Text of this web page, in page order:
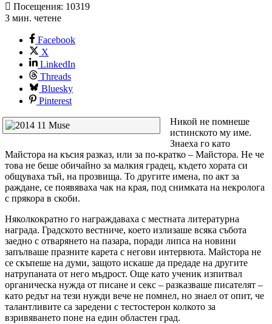
Посещения: 10319
3 мин. четене
Facebook
X
LinkedIn
Threads
Bluesky
Pinterest
Никой не помнеше
истинското му име.
Знаеха го като
Майстора на късия разказ, или за по-кратко – Майстора. Не че
това не беше обичайно за малкия градец, където хората си
общуваха тъй, на прозвища. То другите имена, по акт за
раждане, се появяваха чак на края, под снимката на некролога
с прякора в скоби.
Няколкократно го награждаваха с местната литературна
награда. Градското вестниче, което излизаше всяка събота
заедно с отварянето на пазара, поради липса на новини
запълваше празните карета с негови интервюта. Майстора не
се скъпеше на думи, защото искаше да предаде на другите
натрупаната от него мъдрост. Още като ученик изпитвал
органическа нужда от писане и секс – разказваше писателят –
като редът на тези нужди вече не помнел, но знаел от опит, че
талантливите са заредени с тестостерон колкото за
взривяването поне на един областен град.